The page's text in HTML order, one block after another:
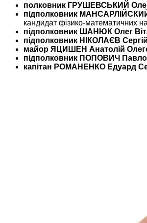
полковник ГРУШЕВСЬКИЙ
підполковник
кандидат фізико-математичних
підполковник ШАНЮК Олег
підполковник НІКОЛАЄВ
майор ЯЦИШЕН Анатолій
підполковник ПОПОВИЧ
капітан РОМАНЕНКО Едуард